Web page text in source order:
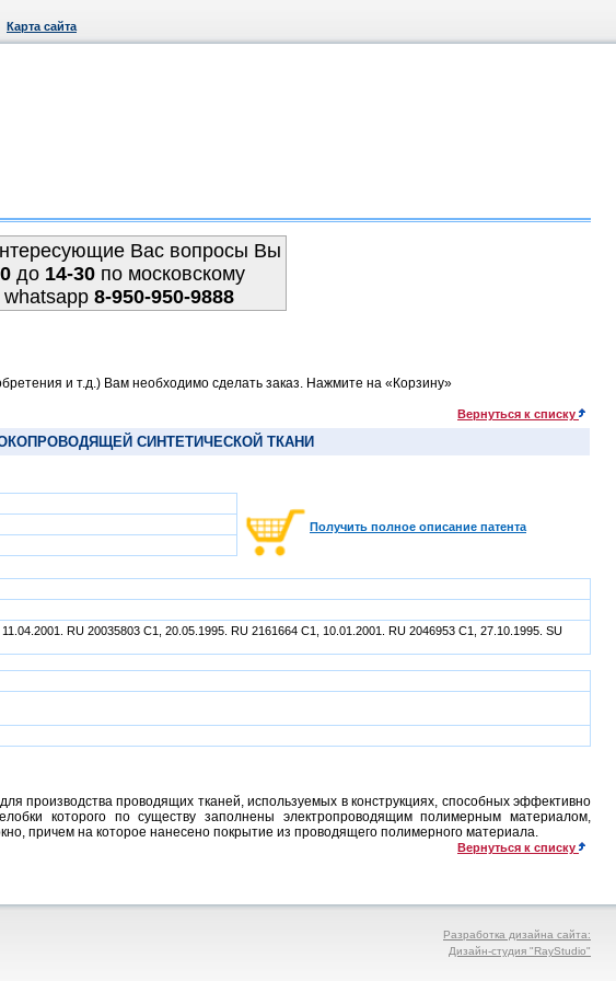
Карта сайта
Вас вопросы Вы
до 14-30по московскому
8-950-950-9888
и т.д.) Вам необходимо сделать заказ. Нажмите на «Корзину»
Вернуться к списку
СИНТЕТИЧЕСКОЙ ТКАНИ
Получить полное описание патента
RU 20035803 C1, 20.05.1995. RU 2161664 C1, 10.01.2001. RU 2046953 C1, 27.10.1995. SU
производства проводящих тканей, используемых в конструкциях, способных эффективно
которого по существу заполнены электропроводящим полимерным материалом,
причем на которое нанесено покрытие из проводящего полимерного материала.
Вернуться к списку
Разработка дизайна сайта:
Дизайн-студия "RayStudio"